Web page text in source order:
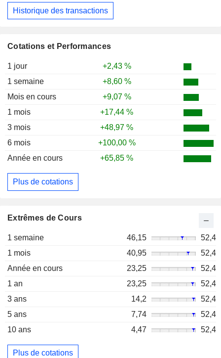
Cotations et Performances
1 jour
+2,43 %
1 semaine
+8,60 %
Mois en cours
+9,07 %
1 mois
+17,44 %
3 mois
+48,97 %
6 mois
+100,00 %
Année en cours
+65,85 %
Plus de cotations
Extrêmes de Cours
1 semaine 46,15
52,4
1 mois
40,95
52,4
Année en cours
23,25
52,4
1 an
23,25
52,4
3 ans
14,2
52,4
5 ans
7,74
52,4
10 ans
4,47 52,4
Plus de cotations
Historique des transactions